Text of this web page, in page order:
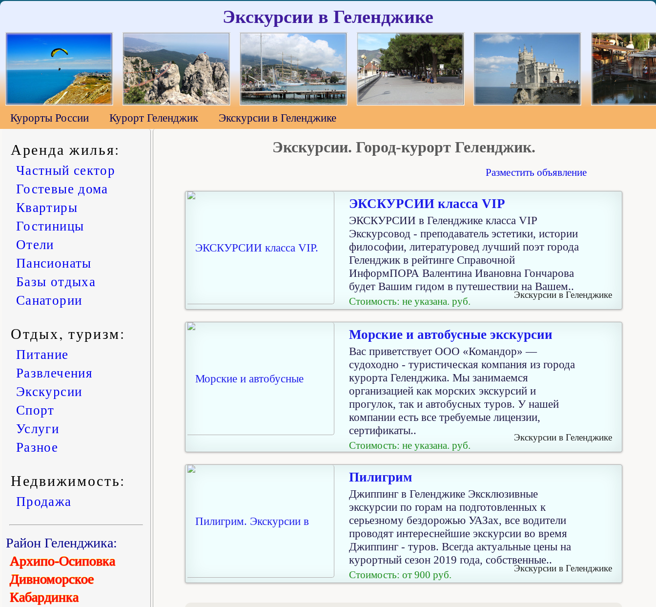
Экскурсии в Геленджике
Курорты России Курорт Геленджик Экскурсии в Геленджике
Аренда жилья:
Частный сектор
Гостевые дома
Квартиры
Гостиницы
Отели
Пансионаты
Базы отдыха
Санатории
Отдых, туризм:
Питание
Развлечения
Экскурсии
Спорт
Услуги
Разное
Недвижимость:
Продажа
Район Геленджика:
Архипо-Осиповка
Дивноморское
Кабардинка
Экскурсии. Город-курорт Геленджик.
Разместить объявление
ЭКСКУРСИИ класса VIP
ЭКСКУРСИИ в Геленджике класса VIP
Экскурсовод - преподаватель эстетики, истории
философии, литературовед лучший поэт города
Геленджик в рейтинге Справочной
ИнформПОРА Валентина Ивановна Гончарова
будет Вашим гидом в путешествии на Вашем..
Стоимость: не указана. руб.
Экскурсии в Геленджике
Морские и автобусные экскурсии
Вас приветствует ООО «Командор» —
судоходно - туристическая компания из города
курорта Геленджика. Мы занимаемся
организацией как морских экскурсий и
прогулок, так и автобусных туров. У нашей
компании есть все требуемые лицензии,
сертификаты..
Стоимость: не указана. руб.
Экскурсии в Геленджике
Пилигрим
Джиппинг в Геленджике Эксклюзивные
экскурсии по горам на подготовленных к
серьезному бездорожью УАЗах, все водители
проводят интереснейшие экскурсии во время
Джиппинг - туров. Всегда актуальные цены на
курортный сезон 2019 года, собственные..
Стоимость: от 900 руб.
Экскурсии в Геленджике